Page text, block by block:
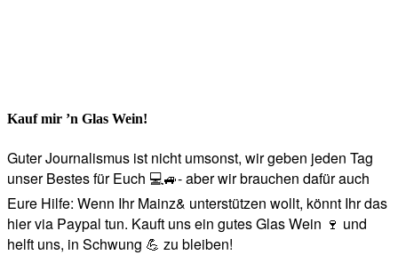
Kauf mir ’n Glas Wein!
Guter Journalismus ist nicht umsonst, wir geben jeden Tag
unser Bestes für Euch 💻🚙- aber wir brauchen dafür auch
Eure Hilfe: Wenn Ihr Mainz& unterstützen wollt, könnt Ihr das
hier via Paypal tun. Kauft uns ein gutes Glas Wein 🍷 und
helft uns, in Schwung 💪 zu bleiben!